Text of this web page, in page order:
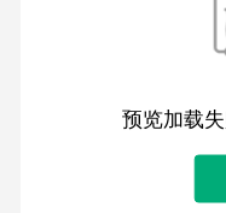
预览加载